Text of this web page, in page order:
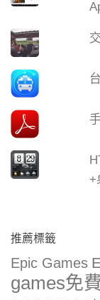
+
推薦標籤
Epic Games
games免